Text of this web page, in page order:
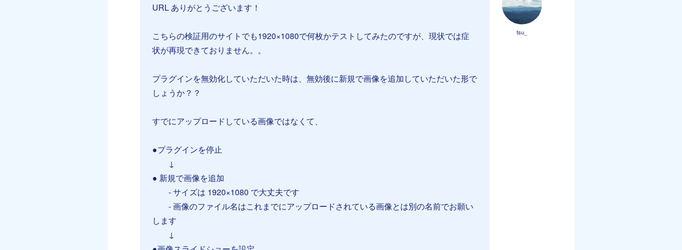
tsu_
URL ありがとうございます！
こちらの検証用のサイトでも1920×1080で何枚かテストしてみたのですが、現状では症
状が再現できておりません。。
プラグインを無効化していただいた時は、無効後に新規で画像を追加していただいた形で
しょうか？？
すでにアップロードしている画像ではなくて、
●プラグインを停止
↓
● 新規で画像を追加
- サイズは 1920×1080 で大丈夫です
- 画像のファイル名はこれまでにアップロードされている画像とは別の名前でお願い
します
↓